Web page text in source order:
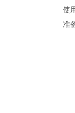
使用
准备